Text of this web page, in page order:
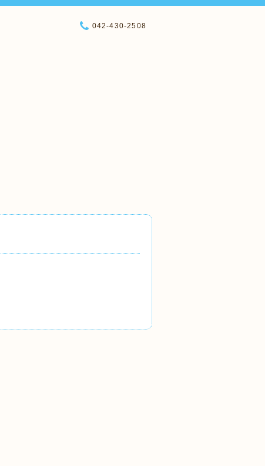
042-430-2508